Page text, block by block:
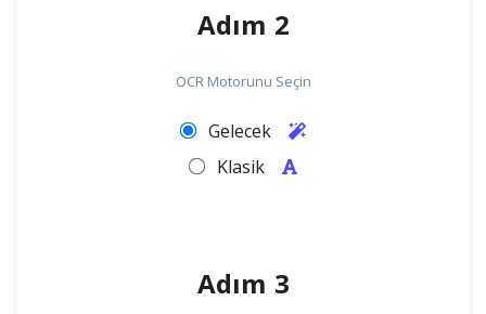
Adım 2
OCR Motorunu Seçin
Gelecek
Klasik
Adım 3